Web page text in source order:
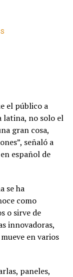
el público a
latina, no solo el
gran cosa,
señaló a
español de
se ha
como
o sirve de
innovadoras,
en varios
paneles,